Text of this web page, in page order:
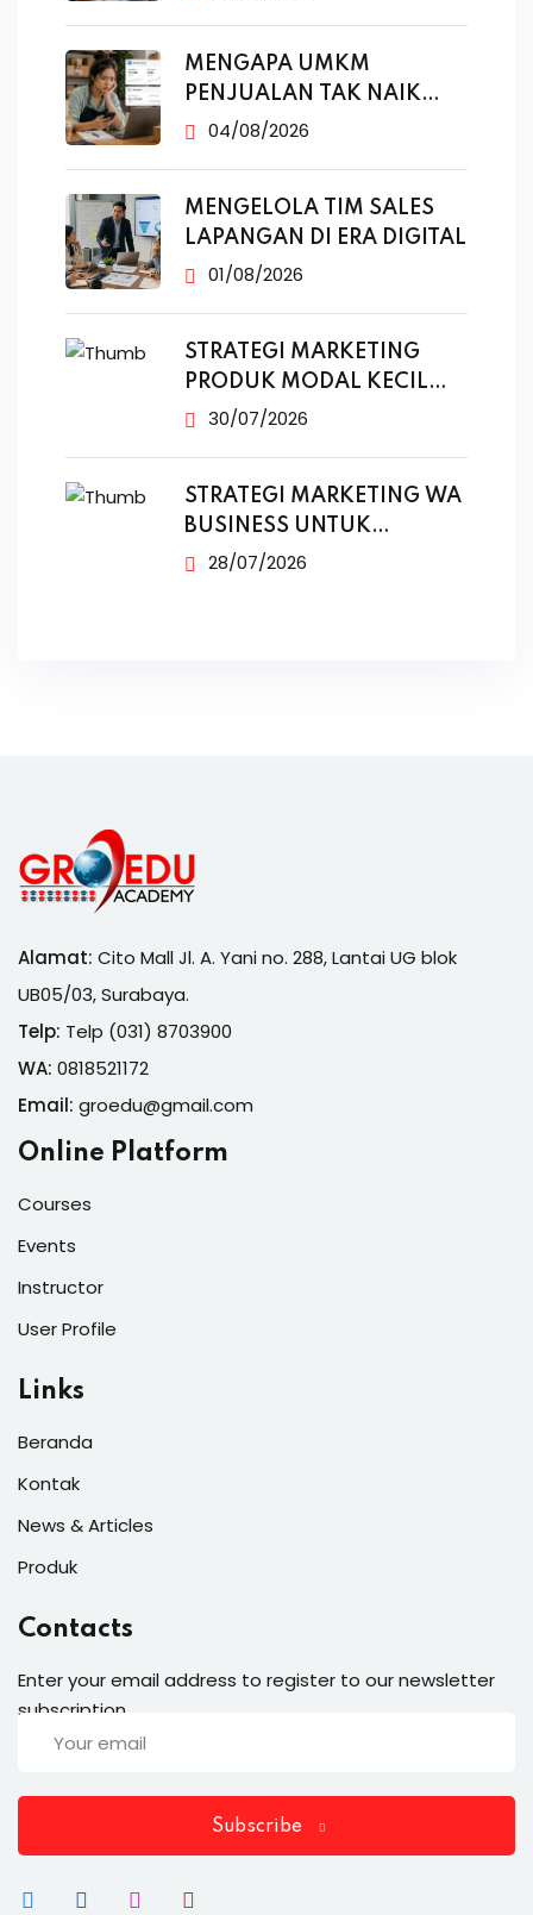
MENGAPA UMKM
PENJUALAN TAK NAIK
MESKI SUDAH
04/08/2026
MENGELOLA TIM SALES
LAPANGAN DI ERA DIGITAL
01/08/2026
STRATEGI MARKETING
PRODUK MODAL KECIL
TANPA IKLAN
30/07/2026
STRATEGI MARKETING WA
BUSINESS UNTUK
PENJUALAN
28/07/2026
Alamat: Cito Mall Jl. A. Yani no. 288, Lantai UG blok
UB05/03, Surabaya.
Telp: Telp (031) 8703900
WA: 0818521172
Email: groedu@gmail.com
Online Platform
Courses
Events
Instructor
User Profile
Links
Beranda
Kontak
News & Articles
Produk
Contacts
Enter your email address to register to our newsletter
subscription
Subscribe